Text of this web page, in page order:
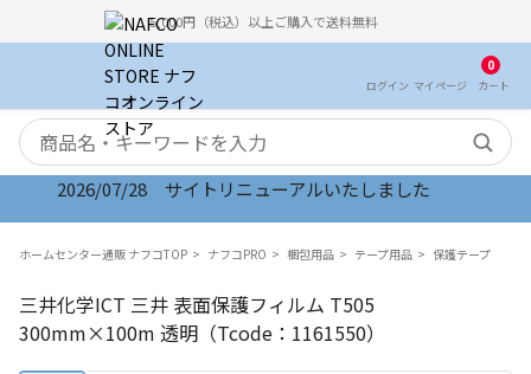
5,000円（税込）以上ご購入で送料無料
ログイン マイ ページ
0
カート
検索キーワード
2026/07/28 サイトリニューアルいたしました
ホームセンター通販 ナフコTOP ナフコPRO 梱包用品 テープ用品 保護テープ
三井化学ICT 三井 表面保護フィルム T505
300mm×100m 透明（Tcode：1161550）